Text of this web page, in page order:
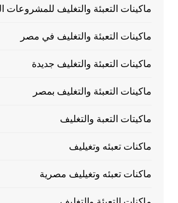
ماكينات التعبئة والتغليف للمشروعات
ماكينات التعبئة والتغليف في مصر
ماكينات التعبئة والتغليف جديدة
ماكينات التعبئة والتغليف بمصر
ماكيتات التعبة والتغليف
ماكنات تعبئه وتغيليف
ماكنات تعبئه وتغيليف مصرية